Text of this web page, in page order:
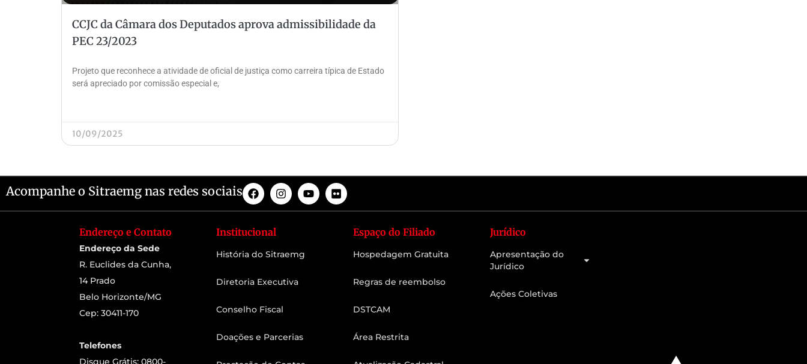
CCJC da Câmara dos Deputados aprova admissibilidade da
PEC 23/2023
Projeto que reconhece a atividade de oficial de justiça como carreira típica de Estado
será apreciado por comissão especial e,
10/09/2025
Acompanhe o Sitraemg nas redes sociais
Endereço e Contato
Endereço da Sede
R. Euclides da Cunha,
14 Prado
Belo Horizonte/MG
Cep: 30411-170
Telefones
Institucional
História do Sitraemg
Diretoria Executiva
Conselho Fiscal
Doações e Parcerias
Espaço do Filiado
Hospedagem Gratuita
Regras de reembolso
DSTCAM
Área Restrita
Jurídico
Apresentação do
Jurídico
Ações Coletivas